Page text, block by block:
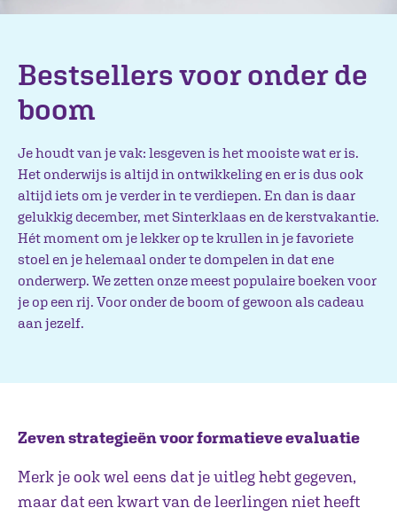
Bestsellers voor onder de
boom
Je houdt van je vak: lesgeven is het mooiste wat er is.
Het onderwijs is altijd in ontwikkeling en er is dus ook
altijd iets om je verder in te verdiepen. En dan is daar
gelukkig december, met Sinterklaas en de kerstvakantie.
Hét moment om je lekker op te krullen in je favoriete
stoel en je helemaal onder te dompelen in dat ene
onderwerp. We zetten onze meest populaire boeken voor
je op een rij. Voor onder de boom of gewoon als cadeau
aan jezelf.
Zeven strategieën voor formatieve evaluatie
Merk je ook wel eens dat je uitleg hebt gegeven,
maar dat een kwart van de leerlingen niet heeft